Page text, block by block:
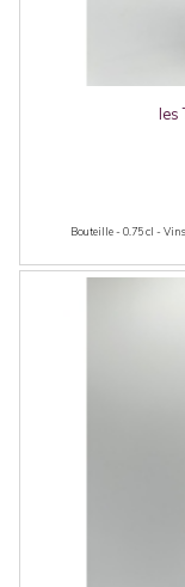
les
Bouteille - 0.75 cl -